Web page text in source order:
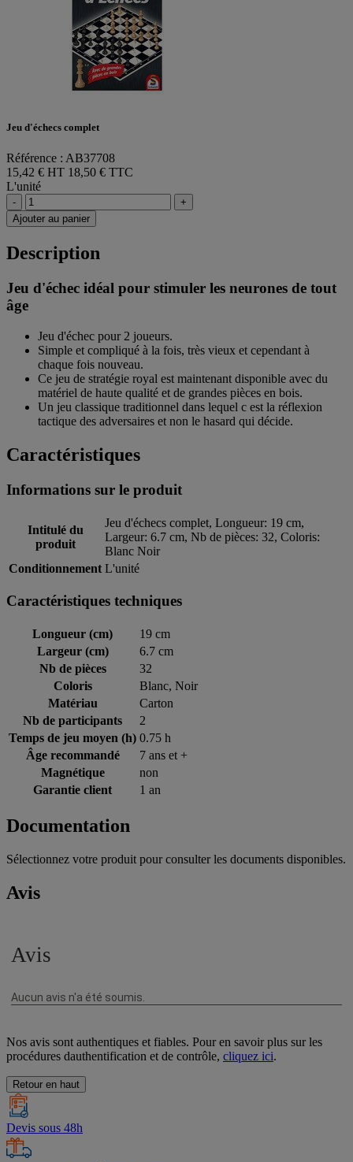
Jeu d'échecs complet
Référence : AB37708
15,42 € HT 18,50 € TTC
L'unité
-
+
Ajouter au panier
Description
Jeu d'échec idéal pour stimuler les neurones de tout
âge
Jeu d'échec pour 2 joueurs.
Simple et compliqué à la fois, très vieux et cependant à
chaque fois nouveau.
Ce jeu de stratégie royal est maintenant disponible avec du
matériel de haute qualité et de grandes pièces en bois.
Un jeu classique traditionnel dans lequel c est la réflexion
tactique des adversaires et non le hasard qui décide.
Caractéristiques
Informations sur le produit
Intitulé du
produit
Jeu d'échecs complet, Longueur: 19 cm,
Largeur: 6.7 cm, Nb de pièces: 32, Coloris:
Blanc Noir
Conditionnement L'unité
Caractéristiques techniques
Longueur (cm)
19 cm
Largeur (cm)
6.7 cm
Nb de pièces
32
Coloris
Blanc, Noir
Matériau
Carton
Nb de participants
2
Temps de jeu moyen (h) 0.75 h
Âge recommandé
7 ans et +
Magnétique
non
Garantie client
1 an
Documentation
Sélectionnez votre produit pour consulter les documents disponibles.
Avis
Nos avis sont authentiques et fiables. Pour en savoir plus sur les
procédures dauthentification et de contrôle, cliquez ici.
Retour en haut
Devis sous 48h